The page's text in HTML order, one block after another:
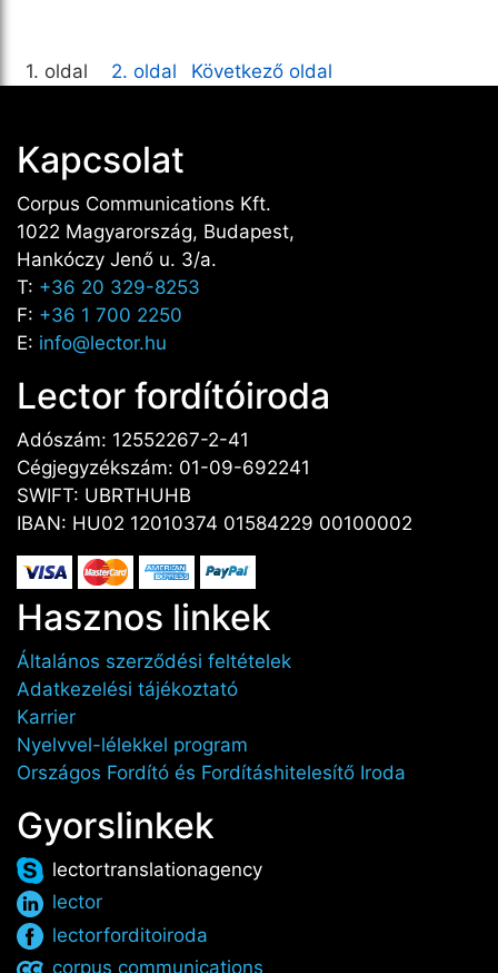
1. oldal 2. oldal Következő oldal
Kapcsolat
Corpus Communications Kft.
1022 Magyarország, Budapest,
Hankóczy Jenő u. 3/a.
T: +36 20 329-8253
F: +36 1 700 2250
E: info@lector.hu
Lector fordítóiroda
Adószám: 12552267-2-41
Cégjegyzékszám: 01-09-692241
SWIFT: UBRTHUHB
IBAN: HU02 12010374 01584229 00100002
Hasznos linkek
Általános szerződési feltételek
Adatkezelési tájékoztató
Karrier
Nyelvvel-lélekkel program
Országos Fordító és Fordításhitelesítő Iroda
Gyorslinkek
lectortranslationagency
lector
lectorforditoiroda
corpus communications